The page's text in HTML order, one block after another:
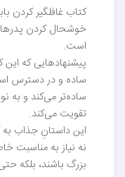
کتاب غافلگیر کردن
خوشحال کردن
است.
پیشنهادهایی که این
ساده و در دسترس
ساده‌تر می‌کند و به
تقویت می‌کند.
این داستانِ جذاب
نه نیاز به مناسبت
بزرگ باشند، بلکه